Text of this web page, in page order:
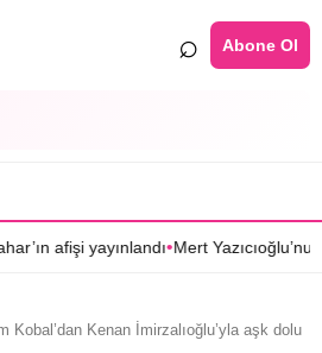
⌕ Abone Ol
•Mert Yazıcıoğlu’nun Aras dizisi
Kobal’dan Kenan İmirzalıoğlu’yla aşk dolu